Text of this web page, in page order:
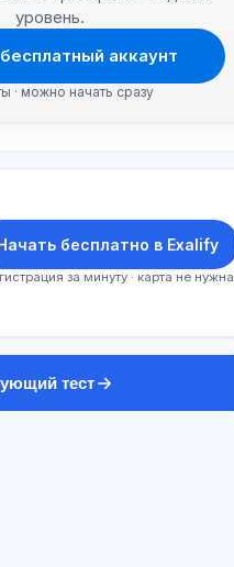
уровень.
аккаунт
· можно начать сразу
бесплатно в Exalify
за минуту · карта не нужна
тест